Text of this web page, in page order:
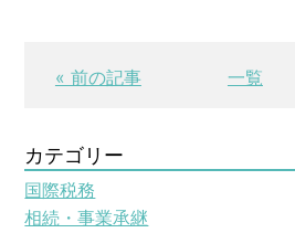
« 前の記事 一覧
カテゴリー
国際税務
相続・事業承継